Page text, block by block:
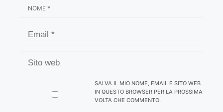
WEB
SALVA IL MIO NOME, EMAIL E SITO WEB
IN QUESTO BROWSER PER LA PROSSIMA
VOLTA CHE COMMENTO.